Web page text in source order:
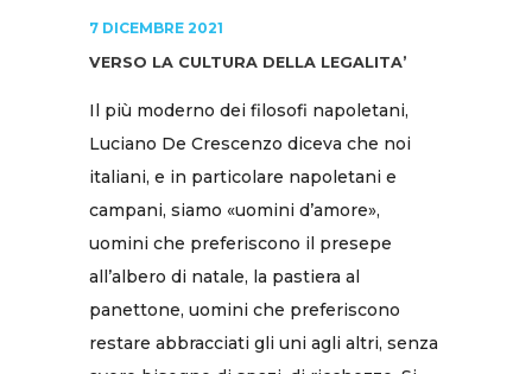
7 DICEMBRE 2021
VERSO LA CULTURA DELLA LEGALITA’
Il più moderno dei filosofi napoletani,
Luciano De Crescenzo diceva che noi
italiani, e in particolare napoletani e
campani, siamo «uomini d’amore»,
uomini che preferiscono il presepe
all’albero di natale, la pastiera al
panettone, uomini che preferiscono
restare abbracciati gli uni agli altri, senza